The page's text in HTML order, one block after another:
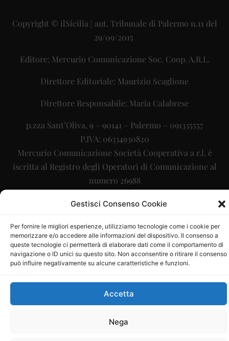
Gestisci Consenso Cookie
Per fornire le migliori esperienze, utilizziamo tecnologie come i cookie per
memorizzare e/o accedere alle informazioni del dispositivo. Il consenso a
queste tecnologie ci permetterà di elaborare dati come il comportamento di
navigazione o ID unici su questo sito. Non acconsentire o ritirare il consenso
può influire negativamente su alcune caratteristiche e funzioni.
Accetta
Nega
Copyright © ilSicilia | aut. Tribunale di Palermo n.11 del
29/09/2015
Editore: Mercurio Comunicazione Soc. Coop. A.R.L.
Direttore Editoriale: Maurizio Scaglione
Direttore Responsabile: Maria Calabrese
p.zza Sant’Oliva, 9 – 90141 – Palermo – 091335557
P.IVA: 06334930820
Mercurio Comunicazione Società Cooperativa a r.l. è
iscritta al Registro degli Operatori di Comunicazione al
numero 26988
Sito gestito daLa Digitale srl–info@ladigitale.it